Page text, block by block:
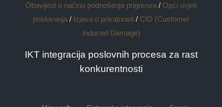
Obavijest o načinu podnošenja prigovora / Opći uvjeti
poslovanja / Izjava o privatnosti / CID (Customer
Induced Damage)
IKT integracija poslovnih procesa za rast
konkurentnosti